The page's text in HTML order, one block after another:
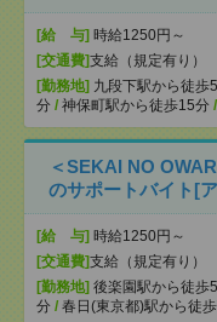
[給 与] 時給1250円～
[交通費]支給（規定有り）
[勤務地] 九段下駅から徒歩
分 / 神保町駅から徒歩15分 /
＜SEKAI NO
のサポートバイト[
[給 与] 時給1250円～
[交通費]支給（規定有り）
[勤務地] 後楽園駅から徒歩
分 / 春日(東京都)駅から徒